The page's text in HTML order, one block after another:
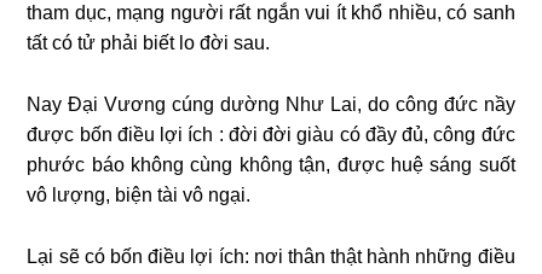
tham dục, mạng người rất ngắn vui ít khổ nhiều, có sanh
tất có tử phải biết lo đời sau.
Nay Đại Vương cúng dường Như Lai, do công đức nầy
được bốn điều lợi ích : đời đời giàu có đầy đủ, công đức
phước báo không cùng không tận, được huệ sáng suốt
vô lượng, biện tài vô ngại.
Lại sẽ có bốn điều lợi ích: nơi thân thật hành những điều